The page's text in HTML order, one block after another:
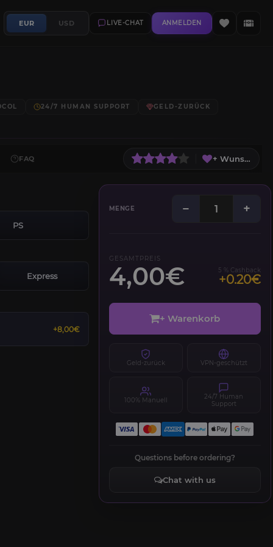
EUR USD LIVE-CHAT ANMELDEN
24/7 HUMAN SUPPORT GELD-ZURÜCK
FAQ + Wunschliste
PS
Express
+8,00€
MENGE − +
GESAMTPREIS
4,00€ 5 % Cashback
+0.20€
+ Warenkorb
Geld-zurück VPN-geschützt
100% Manuell
24/7 Human
Support
Questions before ordering?
Chat with us